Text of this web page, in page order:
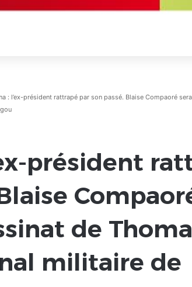
: l’ex-président rattrapé par son passé. Blaise Compaoré
président
de
militaire de